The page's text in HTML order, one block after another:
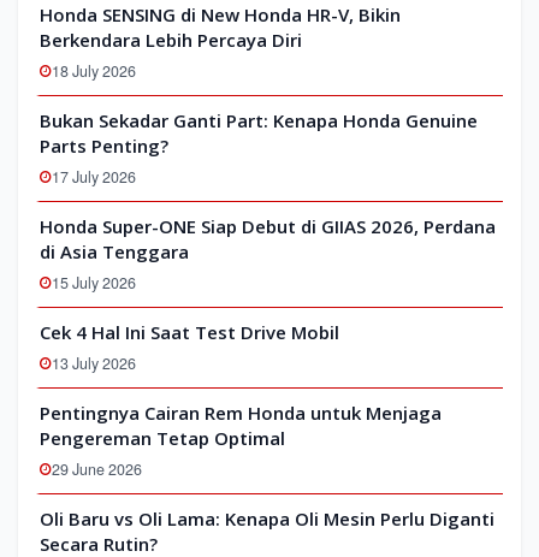
Honda SENSING di New Honda HR-V, Bikin
Berkendara Lebih Percaya Diri
18 July 2026
Bukan Sekadar Ganti Part: Kenapa Honda Genuine
Parts Penting?
17 July 2026
Honda Super-ONE Siap Debut di GIIAS 2026, Perdana
di Asia Tenggara
15 July 2026
Cek 4 Hal Ini Saat Test Drive Mobil
13 July 2026
Pentingnya Cairan Rem Honda untuk Menjaga
Pengereman Tetap Optimal
29 June 2026
Oli Baru vs Oli Lama: Kenapa Oli Mesin Perlu Diganti
Secara Rutin?